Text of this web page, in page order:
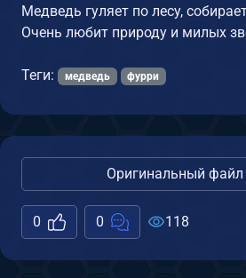
Медведь гуляет по лесу,
Очень любит природу и милых
Теги: медведь фурри
Оригинальный
0 0 118